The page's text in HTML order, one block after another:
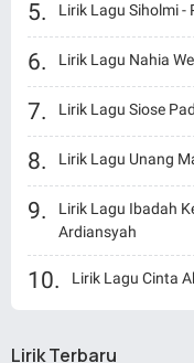
Lirik Lagu Siholmi -
Lirik Lagu Nahia
Lirik Lagu Siose
Lirik Lagu Unang
Lirik Lagu Ibadah
Ardiansyah
Lirik Lagu Cinta
Lirik Terbaru